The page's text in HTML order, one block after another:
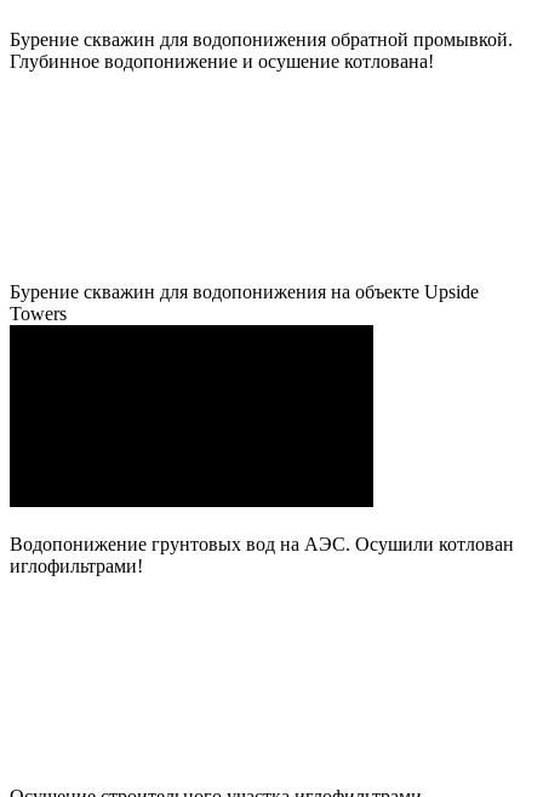
Бурение скважин для водопонижения обратной промывкой.
Глубинное водопонижение и осушение котлована!
Бурение скважин для водопонижения на объекте Upside
Towers
Водопонижение грунтовых вод на АЭС. Осушили котлован
иглофильтрами!